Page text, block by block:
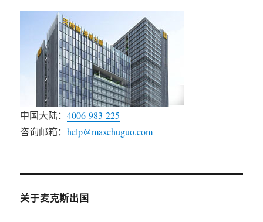
中国大陆：4006-983-225
咨询邮箱：help@maxchuguo.com
关于麦克斯出国